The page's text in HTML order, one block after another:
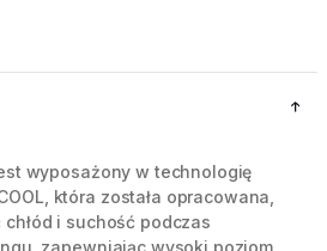
wyposażony w technologię
która została opracowana,
i suchość podczas
zapewniając wysoki poziom